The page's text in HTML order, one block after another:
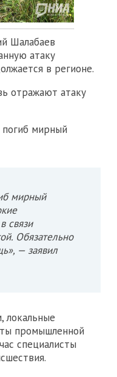
Шалабаев
атаку
в регионе.
отражают атаку
мирный
мирный
связи
Обязательно
— заявил
локальные
промышленной
специалисты